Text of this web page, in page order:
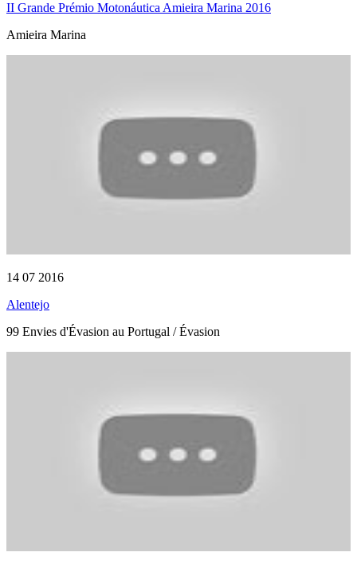
II Grande Prémio Motonáutica Amieira Marina 2016
Amieira Marina
14 07 2016
Alentejo
99 Envies d'Évasion au Portugal / Évasion